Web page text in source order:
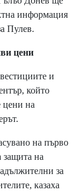
информация
Пулев.
цени
и
който
цени на
на първо
защита на
за
казаха